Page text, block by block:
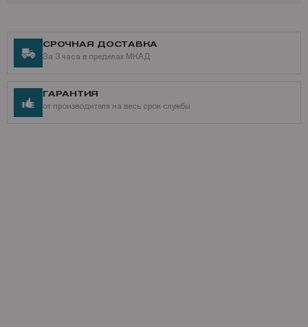
СРОЧНАЯ ДОСТАВКА
За 3 часа в пределах МКАД
ГАРАНТИЯ
от производителя на весь срок службы